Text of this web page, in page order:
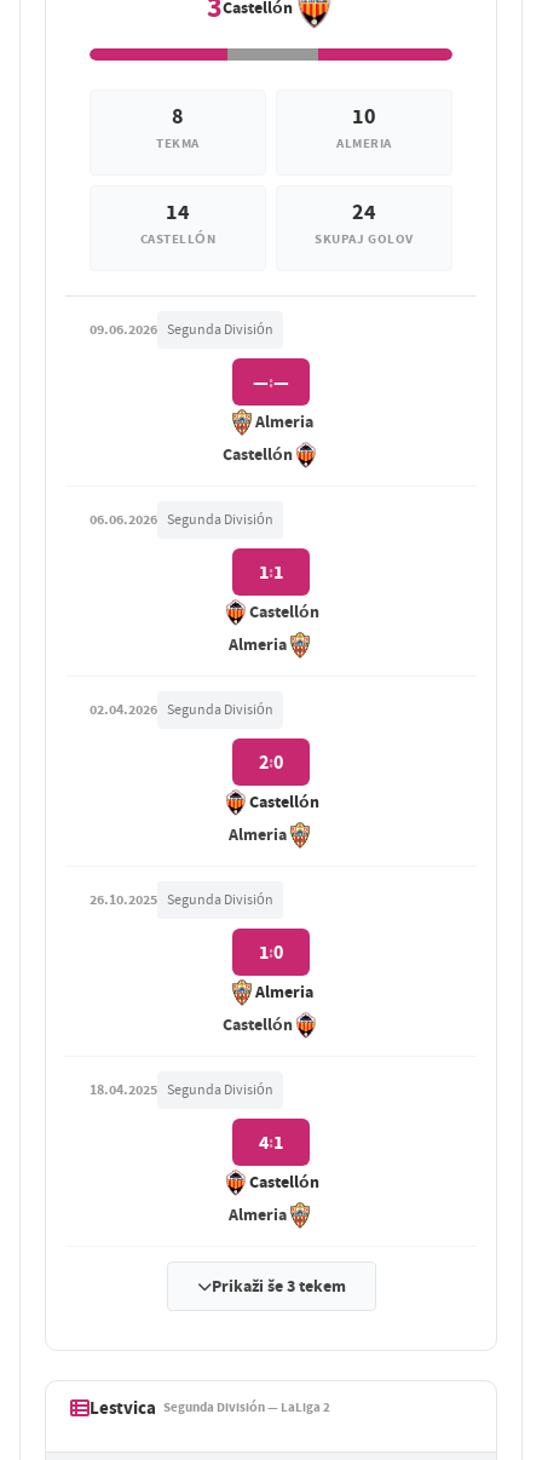
Castellón
8
TEKMA
10
ALMERIA
14
CASTELLÓN
24
SKUPAJ GOLOV
09.06.2026 Segunda División
Almeria
—:—
Castellón
06.06.2026 Segunda División
Castellón
1:1
Almeria
02.04.2026 Segunda División
Castellón
2:0
Almeria
26.10.2025 Segunda División
Almeria
1:0
Castellón
18.04.2025 Segunda División
Castellón
4:1
Almeria
Prikaži še 3 tekem
Lestvica Segunda División — LaLiga 2